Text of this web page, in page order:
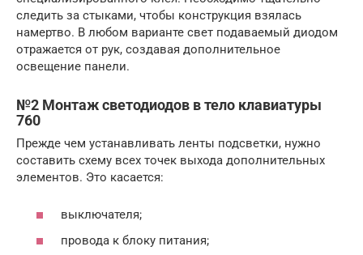
следить за стыками, чтобы конструкция взялась
намертво. В любом варианте свет подаваемый диодом
отражается от рук, создавая дополнительное
освещение панели.
№2 Монтаж светодиодов в тело клавиатуры
760
Прежде чем устанавливать ленты подсветки, нужно
составить схему всех точек выхода дополнительных
элементов. Это касается:
выключателя;
провода к блоку питания;